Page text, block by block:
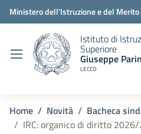
Ministero dell'Istruzione e del Merito
Istituto di
Superiore
Giuseppe
LECCO
Home Novità
Bacheca
IRC: organico di diritto